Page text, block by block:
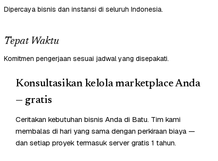
Dipercaya bisnis dan instansi di seluruh Indonesia.
Tepat Waktu
Komitmen pengerjaan sesuai jadwal yang disepakati.
Konsultasikan kelola marketplace Anda
— gratis
Ceritakan kebutuhan bisnis Anda di Batu. Tim kami
membalas di hari yang sama dengan perkiraan biaya —
dan setiap proyek termasuk server gratis 1 tahun.